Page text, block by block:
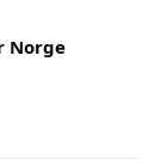
Norge